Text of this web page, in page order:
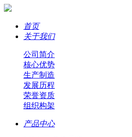
首页
关于我们
公司简介
核心优势
生产制造
发展历程
荣誉资质
组织构架
产品中心